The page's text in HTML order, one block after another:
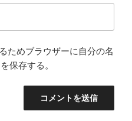
ためブラウザーに自分の名
保存する。